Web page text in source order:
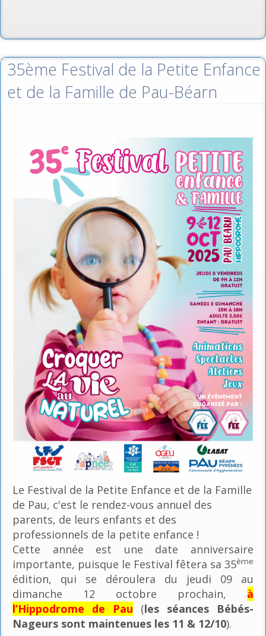
35ème Festival de la Petite Enfance
et de la Famille de Pau-Béarn
Le Festival de la Petite Enfance et de la Famille
de Pau, c'est le rendez-vous annuel des
parents, de leurs enfants et des
professionnels de la petite enfance !
Cette année est une date anniversaire
importante, puisque le Festival fêtera sa 35ème
édition, qui se déroulera du jeudi 09 au
dimanche 12 octobre prochain, à
l’Hippodrome de Pau (les séances Bébés-
Nageurs sont maintenues les 11 & 12/10).